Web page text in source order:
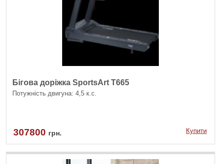
Бігова доріжка SportsArt T665
Потужність двигуна: 4,5 к.с.
307800 грн. Купити